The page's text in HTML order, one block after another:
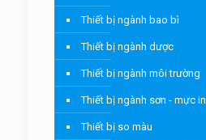
Thiết bị ngành bao bì
Thiết bị ngành dược
Thiết bị ngành môi trường
Thiết bị ngành sơn - mực in
Thiết bị so màu